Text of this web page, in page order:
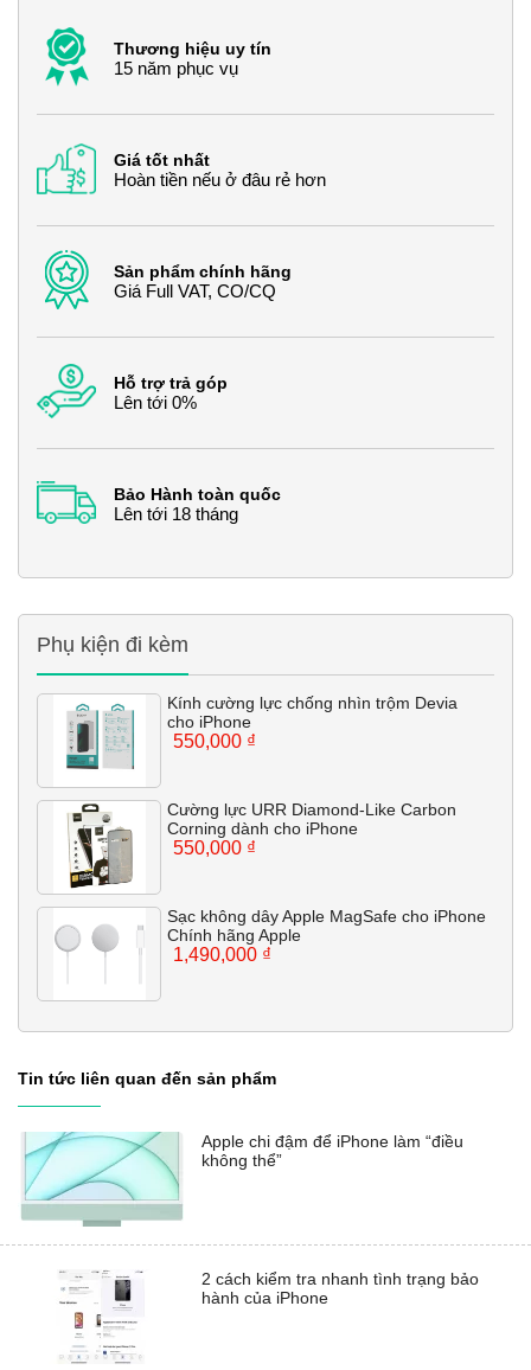
Thương hiệu uy tín
15 năm phục vụ
Giá tốt nhất
Hoàn tiền nếu ở đâu rẻ hơn
Sản phẩm chính hãng
Giá Full VAT, CO/CQ
Hỗ trợ trả góp
Lên tới 0%
Bảo Hành toàn quốc
Lên tới 18 tháng
Phụ kiện đi kèm
Kính cường lực chống nhìn trộm Devia
cho iPhone
550,000 ₫
Cường lực URR Diamond-Like Carbon
Corning dành cho iPhone
550,000 ₫
Sạc không dây Apple MagSafe cho iPhone
Chính hãng Apple
1,490,000 ₫
Tin tức liên quan đến sản phẩm
Apple chi đậm để iPhone làm “điều
không thể”
2 cách kiểm tra nhanh tình trạng bảo
hành của iPhone